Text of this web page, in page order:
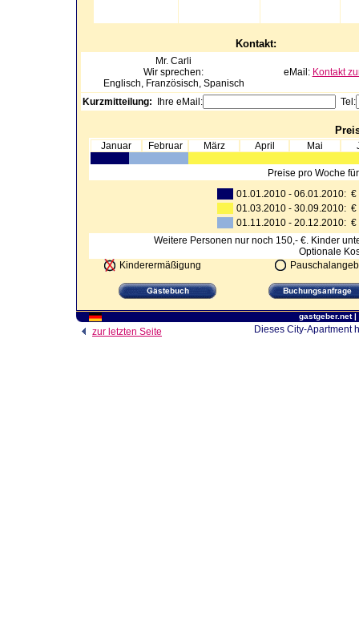
Kontakt:
Mr. Carli
Wir sprechen:
Englisch, Französisch, Spanisch
eMail: Kontakt
Kurzmitteilung: Ihre eMail: Tel:
Januar Februar März April Mai
Preise pro Woche
01.01.2010 - 06.01.2010:
01.03.2010 - 30.09.2010:
01.11.2010 - 20.12.2010:
Weitere Personen nur noch 150,- €. Kinder
Optionale
Kinderermäßigung
gastgeber.net|
zur letzten Seite Dieses City-Apartment